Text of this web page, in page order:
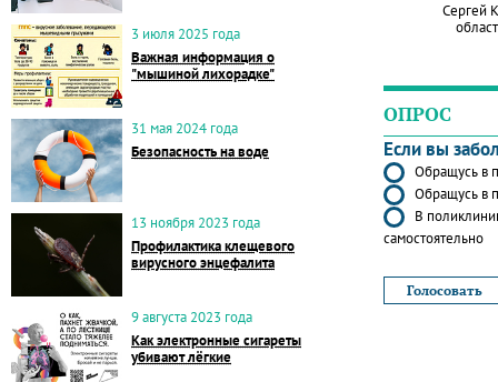
3 июля 2025 года
Важная информация о
"мышиной лихорадке"
31 мая 2024 года
Безопасность на воде
13 ноября 2023 года
Профилактика клещевого
вирусного энцефалита
9 августа 2023 года
Как электронные сигареты
убивают лёгкие
Сергей
ОПРОС
Если вы
Обращусь в
Обращусь в
В
самостоятельно